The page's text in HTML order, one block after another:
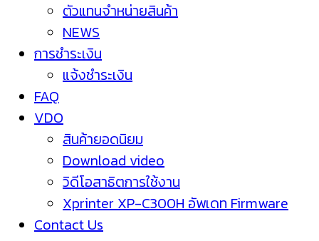
ตัวแทนจำหน่ายสินค้า
NEWS
การชำระเงิน
แจ้งชำระเงิน
FAQ
VDO
สินค้ายอดนิยม
Download video
วิดีโอสาธิตการใช้งาน
Xprinter XP-C300H อัพเดท Firmware
Contact Us